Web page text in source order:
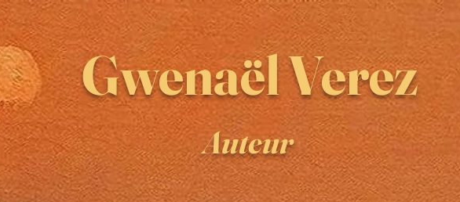
Gwenaël Verez
Auteur